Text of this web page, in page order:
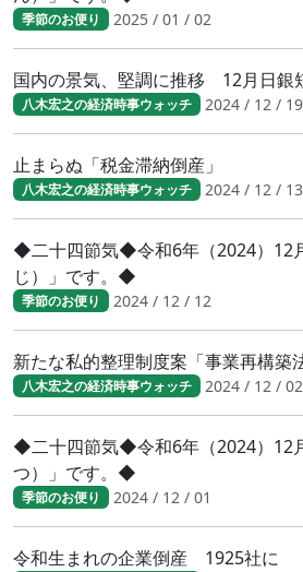
季節のお便り 2025 / 01 / 02
国内の景気、堅調に推移 12月日銀
八木宏之の経済時事ウォッチ 2024 / 12 / 19
止まらぬ「税金滞納倒産」
八木宏之の経済時事ウォッチ 2024 / 12 / 13
◆二十四節気◆令和6年（2024）12
じ）」です。◆
季節のお便り 2024 / 12 / 12
新たな私的整理制度案「事業再構築
八木宏之の経済時事ウォッチ 2024 / 12 / 02
◆二十四節気◆令和6年（2024）12
つ）」です。◆
季節のお便り 2024 / 12 / 01
令和生まれの企業倒産 1925社に